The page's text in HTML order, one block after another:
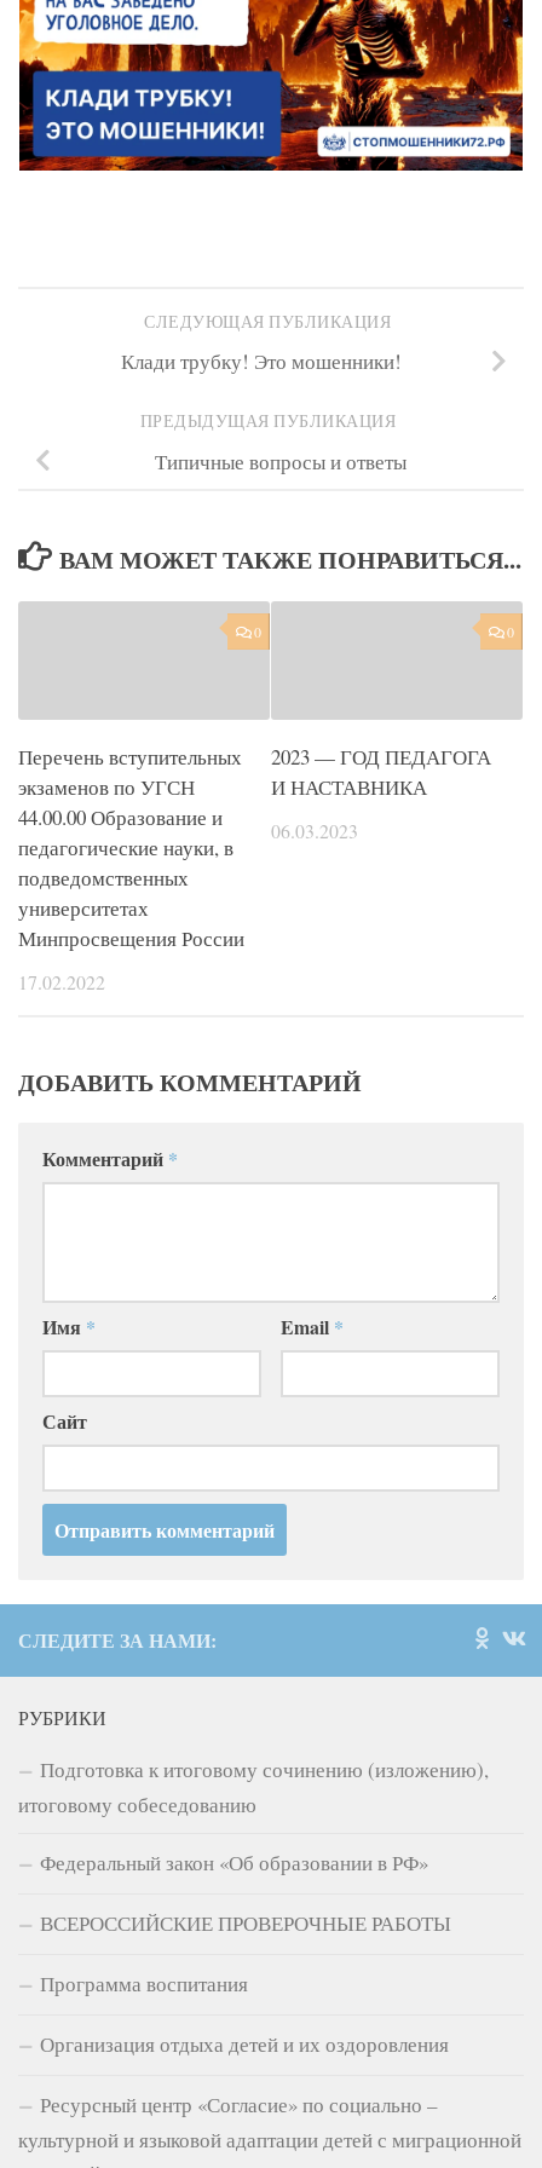
СЛЕДУЮЩАЯ ПУБЛИКАЦИЯ
Клади трубку! Это мошенники!
ПРЕДЫДУЩАЯ ПУБЛИКАЦИЯ
Типичные вопросы и ответы
ВАМ МОЖЕТ ТАКЖЕ ПОНРАВИТЬСЯ...
0
Перечень вступительных
экзаменов по УГСН
44.00.00 Образование и
педагогические науки, в
подведомственных
университетах
Минпросвещения России
17.02.2022
0
2023 — ГОД ПЕДАГОГА
И НАСТАВНИКА
06.03.2023
ДОБАВИТЬ КОММЕНТАРИЙ
Комментарий *
Имя * Email *
Сайт
СЛЕДИТЕ ЗА НАМИ:
РУБРИКИ
Подготовка к итоговому сочинению (изложению),
итоговому собеседованию
Федеральный закон «Об образовании в РФ»
ВСЕРОССИЙСКИЕ ПРОВЕРОЧНЫЕ РАБОТЫ
Программа воспитания
Организация отдыха детей и их оздоровления
Ресурсный центр «Согласие» по социально –
культурной и языковой адаптации детей с миграционной